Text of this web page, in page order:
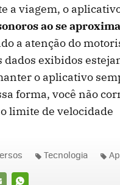
a viagem, o
ao se
a atenção do
dados exibidos
o aplicativo
forma, você não
limite de velocidade
Tecnologia